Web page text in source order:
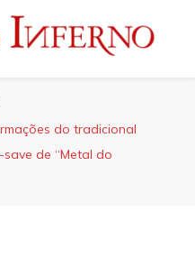
do tradicional
save de “Metal do